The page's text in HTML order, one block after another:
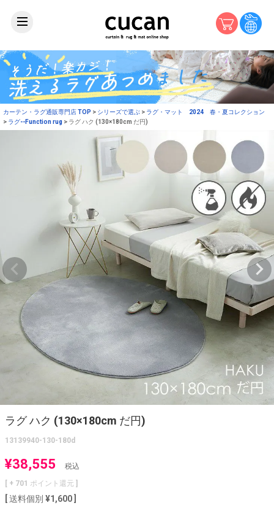
カーテン・ラグ通販専門店 TOP シリーズで選ぶ
ラグ・マット 2024 春・夏コレクション
ラグ--Function rug
ラグ ハク (130×180cm だ円)
ラグ ハク (130×180cm だ円)
13139940-130-180d
¥38,555
税込
[ + 701 ポイント還元 ]
送料個別 ¥1,600